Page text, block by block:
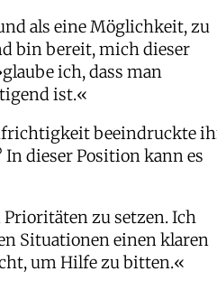
als eine Möglichkeit, zu
bin bereit, mich dieser
ich, dass man
ist.«
beeindruckte
In dieser Position kann es
zu setzen. Ich
Situationen einen klaren
um Hilfe zu bitten.«